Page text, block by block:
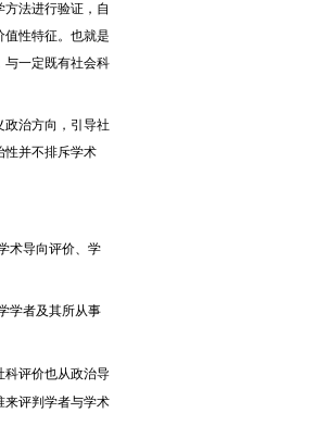
法进行验证，自
性特征。也就是
与一定既有社会科
治方向，引导社
性并不排斥学术
术导向评价、学
学者及其所从事
科评价也从政治导
来评判学者与学术